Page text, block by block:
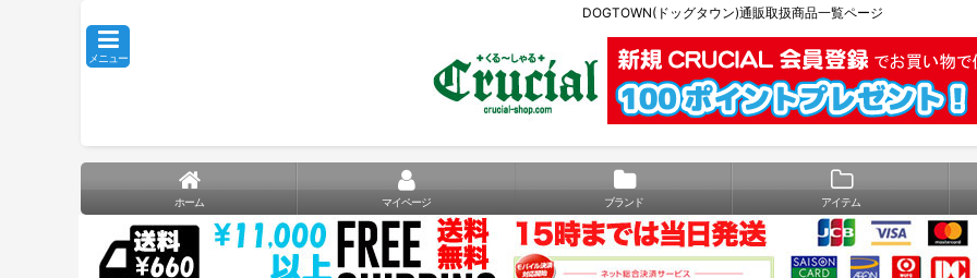
DOGTOWN(ドッグタウン)通販取扱商品一覧ページ
メニュー
ホーム マイページ ブランド アイテム